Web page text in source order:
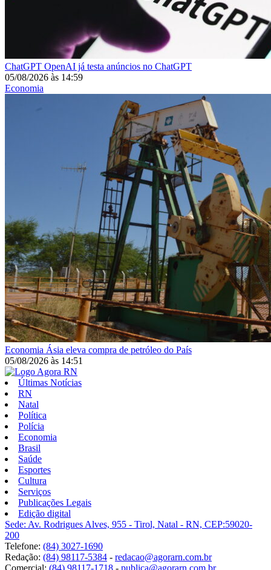
ChatGPT OpenAI já testa anúncios no ChatGPT
05/08/2026 às 14:59
Economia
Economia Ásia eleva compra de petróleo do País
05/08/2026 às 14:51
Últimas Notícias
RN
Natal
Política
Polícia
Economia
Brasil
Saúde
Esportes
Cultura
Serviços
Publicações Legais
Edição digital
Sede: Av. Rodrigues Alves, 955 - Tirol, Natal - RN, CEP:59020-
200
Telefone: (84) 3027-1690
Redação: (84) 98117-5384 - redacao@agorarn.com.br
Comercial: (84) 98117-1718 - publica@agorarn.com.br